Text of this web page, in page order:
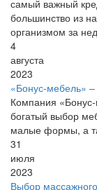
самый важный
большинство из
организмом за
4
августа
2023
«Бонус-мебель» –
Компания
богатый выбор
малые формы, а
31
июля
2023
Выбор